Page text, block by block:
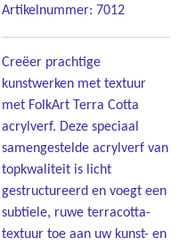
Artikelnummer: 7012
Creëer prachtige
kunstwerken met textuur
met FolkArt Terra Cotta
acrylverf. Deze speciaal
samengestelde acrylverf van
topkwaliteit is licht
gestructureerd en voegt een
subtiele, ruwe terracotta-
textuur toe aan uw kunst- en